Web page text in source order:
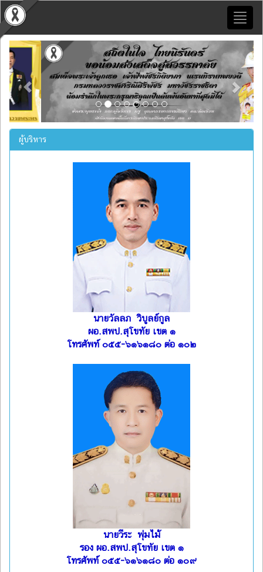
Previous Next
ผู้บริหาร
นายวัลลภ วิบูลย์กูล
ผอ.สพป.สุโขทัย เขต ๑
โทรศัพท์ ๐๕๕-๖๑๖๑๘๐ ต่อ ๑๐๒
นายวีระ พุ่มไม้
รอง ผอ.สพป.สุโขทัย เขต ๑
โทรศัพท์ ๐๕๕-๖๑๖๑๘๐ ต่อ ๑๐๙